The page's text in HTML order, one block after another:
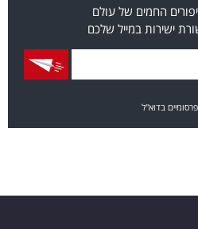
החמים של עולם
ישירות במייל שלכם
בדוא"ל